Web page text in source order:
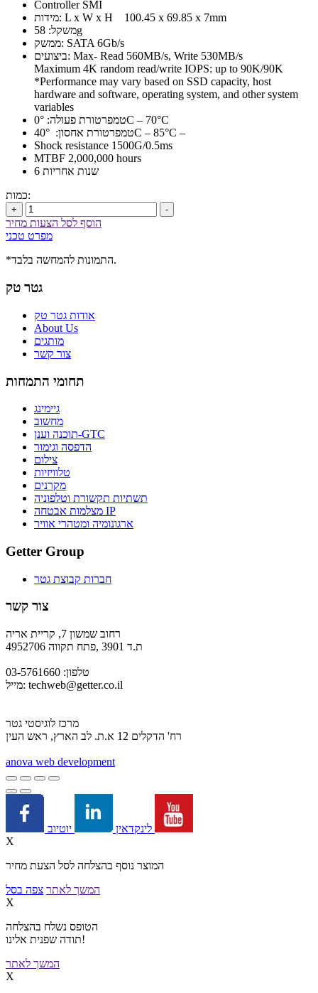
Controller SMI
מידות: L x W x H 100.45 x 69.85 x 7mm
משקל: 58g
ממשק: SATA 6Gb/s
ביצועים: Max- Read 560MB/s, Write 530MB/s
Maximum 4K random read/write IOPS: up to 90K/90K
*Performance may vary based on SSD capacity, host
hardware and software, operating system, and other system
variables
טמפרטורת פעולה: 0°C – 70°C
טמפרטורת אחסון: 40°C – 85°C –
Shock resistance 1500G/0.5ms
MTBF 2,000,000 hours
6 שנות אחריות
כמות:
+ -
הוסף לסל הצעות מחיר
מפרט טכני
*התמונות להמחשה בלבד.
גטר טק
אודות גטר טק
About Us
מותגים
צור קשר
תחומי התמחות
גיימינג
מחשוב
תוכנה וענן-GTC
הדפסה וגימור
צילום
טלוויזיות
מקרנים
תשתיות תקשורת וטלפוניה
מצלמות אבטחה IP
ארגונומיה ומטהרי אוויר
Getter Group
חברות קבוצת גטר
צור קשר
רחוב שמשון 7, קריית אריה
ת.ד 3901 ,פתח תקווה 4952706
טלפון: 03-5761660
מייל: techweb@getter.co.il
מרכז לוגיסטי גטר
רח' הדקלים 12 א.ת. לב הארץ, ראש העין
anova web development
לינקדאין
X
המוצר נוסף בהצלחה לסל הצעת מחיר
המשך לאתר צפה בסל
X
הטופס נשלח בהצלחה
תודה שפנית אלינו!
המשך לאתר
X